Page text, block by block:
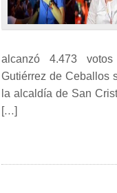
alcanzó 4.473
Gutiérrez de Ceballos
la alcaldía de San
[…]